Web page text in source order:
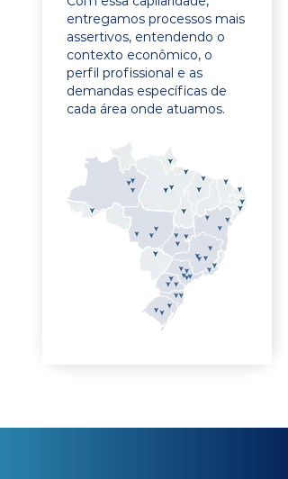
entregamos processos mais
assertivos, entendendo o
contexto econômico, o
perfil profissional e as
demandas específicas de
cada área onde atuamos.